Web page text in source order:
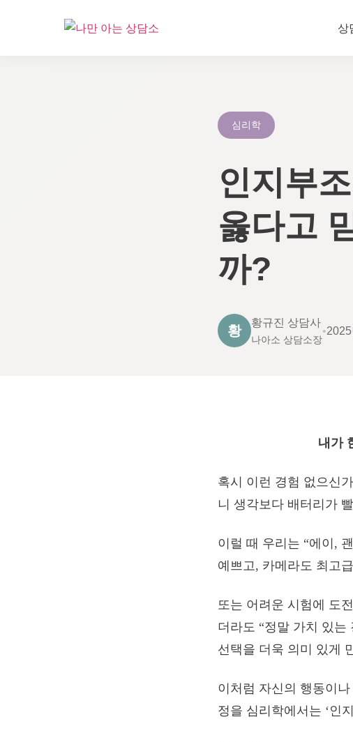
상
심리학
인지부
옳다고
까?
황
황규진 상담사
나아소 상담소장
•
내가
혹시 이런 경험 없으신
니 생각보다 배터리가
이럴 때 우리는 “에이,
예쁘고, 카메라도 최고
또는 어려운 시험에 도
더라도 “정말 가치 있
선택을 더욱 의미 있게
이처럼 자신의 행동이
정을 심리학에서는 ‘인